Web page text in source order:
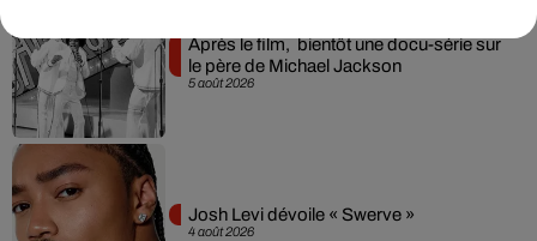
5 août 2026
Après le film, bientôt une docu-série sur
le père de Michael Jackson
4 août 2026
Josh Levi dévoile « Swerve »